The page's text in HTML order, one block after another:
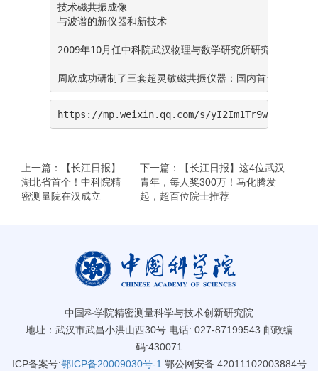
技术磁共振成像
与波谱的新仪器和新技术
2009年10月任中科院武汉物理与数学研究所研究员，国家
周欣成功研制了三套超灵敏磁共振仪器：国内首台动物肺
https://mp.weixin.qq.com/s/
上一篇：【长江日报】
湖北省首个！中科院精
密测量院在汉成立
下一篇：【长江日报】这4位武汉
青年，每人奖300万！马化腾发
起，超百位院士推荐
中国科学院精密测量科学与技术创新研究院
地址：武汉市武昌小洪山西30号 电话: 027-87199543 邮政编
码:430071
ICP备案号:鄂ICP备20009030号-1 鄂公网安备 42011102003884号